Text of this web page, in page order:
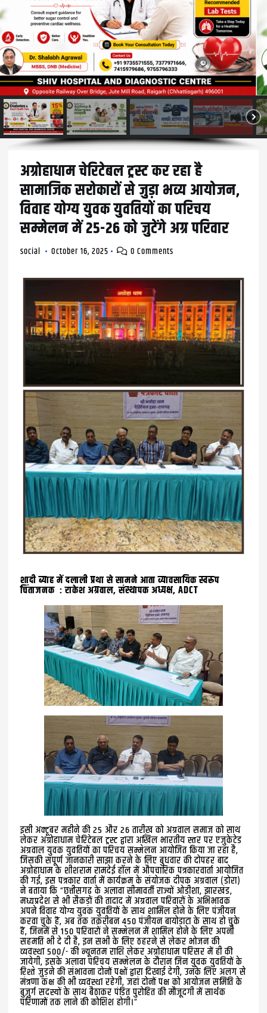
अग्रोहाधाम चेरिटेबल ट्रस्ट कर रहा है
सामाजिक सरोकारों से जुड़ा भव्य आयोजन,
विवाह योग्य युवक युवतियों का परिचय
सम्मेलन में 25-26 को जुटेंगे अग्र परिवार
social October 16, 2025 0 Comments
शादी ब्याह में दलाली प्रथा से सामने आता व्यावसायिक स्वरूप
चिंताजनक : राकेश अग्रवाल, संस्थापक अध्यक्ष, ADCT
इसी अक्टूबर महीने की 25 और 26 तारीख़ को अग्रवाल समाज को साथ
लेकर अग्रोहाधाम चेरिटेबल ट्रस्ट द्वारा अखिल भारतीय स्तर पर एजुकेटेड
अग्रवाल युवक युवतियों का परिचय सम्मेलन आयोजित किया जा रहा है,
जिसकी संपूर्ण जानकारी साझा करने के लिए बुधवार की दोपहर बाद
अग्रोहाधाम के शीशराम रामदेई हॉल में औपचारिक पत्रकारवार्ता आयोजित
की गई, इस पत्रकार वार्ता में कार्यक्रम के संयोजक दीपक अग्रवाल (डोरा)
ने बताया कि “छत्तीसगढ़ के अलावा सीमावर्ती राज्यों ओडीशा, झारखंड,
मध्यप्रदेश से भी सैकड़ों की तादाद में अग्रवाल परिवारों के अभिभावक
अपने विवाह योग्य युवक युवतियों के साथ शामिल होने के लिए पंजीयन
करवा चुके हैं, अब तक तक़रीबन 450 पंजीयन बायोडाटा के साथ हो चुके
हैं, जिनमें से 150 परिवारों ने सम्मेलन में शामिल होने के लिए अपनी
सहमति भी दे दी है, इन सभी के लिए ठहरने से लेकर भोजन की
व्यवस्था 500/- की न्यूनतम राशि लेकर अग्रोहाधाम परिसर में ही की
जायेगी, इसके अलावा परिचय सम्मेलन के दौरान जिन युवक युवतियों के
रिश्ते जुड़ने की संभावना दोनों पक्षों द्वारा दिखाई देगी, उनके लिए अलग से
मंत्रणा कक्ष की भी व्यवस्था रहेगी, जहां दोनों पक्ष को आयोजन समिति के
बुज़ुर्ग सदस्यों के साथ बैठाकर पंडित पुरोहित की मौजूदगी में सार्थक
परिणामों तक लाने की कोशिश होगी।”